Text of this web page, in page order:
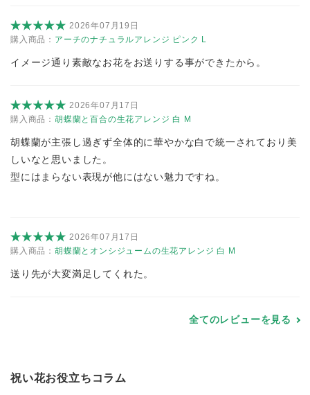
2026年07月19日
購入商品： アーチのナチュラルアレンジ ピンク L
イメージ通り素敵なお花をお送りする事ができたから。
2026年07月17日
購入商品： 胡蝶蘭と百合の生花アレンジ 白 M
胡蝶蘭が主張し過ぎず全体的に華やかな白で統一されており美
しいなと思いました。
型にはまらない表現が他にはない魅力ですね。
2026年07月17日
購入商品： 胡蝶蘭とオンシジュームの生花アレンジ 白 M
送り先が大変満足してくれた。
全てのレビューを見る
祝い花お役立ちコラム